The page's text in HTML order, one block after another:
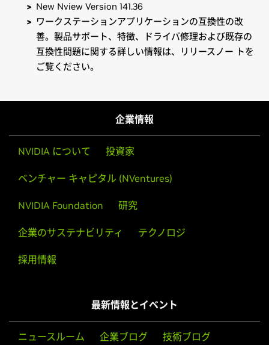
New Nview Version 141.36
ワークステーションアプリケーションの互換性の改
善。製品サポート、特徴、ドライバ修理および既存の
互換性問題に関する詳しい情報は、リリースノー トを
ご覧ください。
Quadro K2200,Quadro K2000,
K2000D,Quadro K1200,Quadro K620,Quadro K600,
Quadro K420,Quadro 6000,Quadro 5000,
Quadro K3100M,Quadro 500M,
Quadro NVS Series
NVS 510,NVS 315,
NVS Series
企業情報
NVIDIA について 投資家
ベンチャー キャピタル (NVentures)
NVIDIA Foundation 研究
企業のサステナビリティ テクノロジ
採用情報
最新情報とイベント
ニュースルーム 企業ブログ 技術ブログ